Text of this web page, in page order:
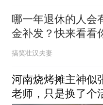
哪一年退休的人会
金补发？快来看看
条件吗？
搞笑壮汉夫妻
河南烧烤摊主神似
老师，只是换了个